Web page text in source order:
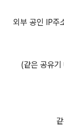
외부 공인 IP주
(같은 공유